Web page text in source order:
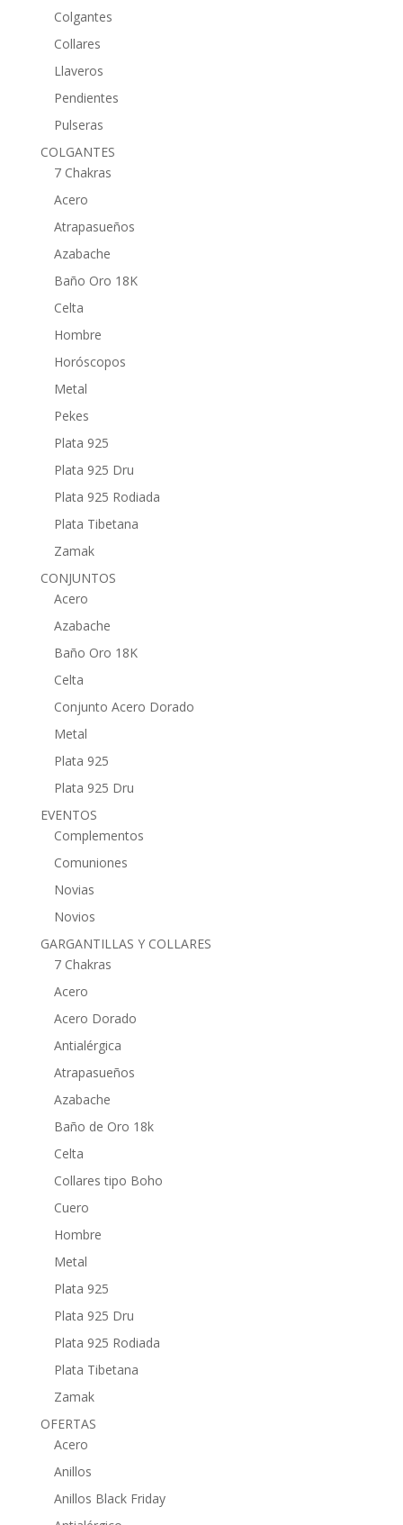
Colgantes
Collares
Llaveros
Pendientes
Pulseras
COLGANTES
7 Chakras
Acero
Atrapasueños
Azabache
Baño Oro 18K
Celta
Hombre
Horóscopos
Metal
Pekes
Plata 925
Plata 925 Dru
Plata 925 Rodiada
Plata Tibetana
Zamak
CONJUNTOS
Acero
Azabache
Baño Oro 18K
Celta
Conjunto Acero Dorado
Metal
Plata 925
Plata 925 Dru
EVENTOS
Complementos
Comuniones
Novias
Novios
GARGANTILLAS Y COLLARES
7 Chakras
Acero
Acero Dorado
Antialérgica
Atrapasueños
Azabache
Baño de Oro 18k
Celta
Collares tipo Boho
Cuero
Hombre
Metal
Plata 925
Plata 925 Dru
Plata 925 Rodiada
Plata Tibetana
Zamak
OFERTAS
Acero
Anillos
Anillos Black Friday